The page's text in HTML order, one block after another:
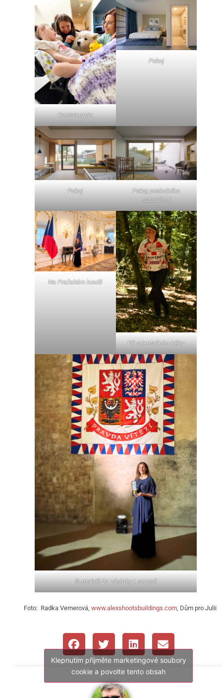
Canisterapie
Pokoj
Pokoj
Pokoj posledního
rozloučení
Na Pražském hradě
Při orientačním běhu
S medailí Za zásluhy I. stupně
Foto: Radka Vernerová, www.alexshootsbuildings.com , Dům pro Julii
Klepnutím přijměte marketingové soubory
cookie a povolte tento obsah